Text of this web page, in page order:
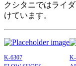
クシタニではライ
けています。
K-6307